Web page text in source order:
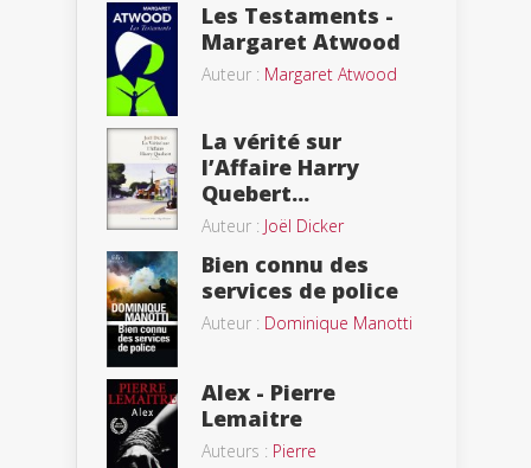
Les Testaments -
Margaret Atwood
Auteur : Margaret Atwood
La vérité sur
l’Affaire Harry
Quebert...
Auteur : Joël Dicker
Bien connu des
services de police
Auteur : Dominique Manotti
Alex - Pierre
Lemaitre
Auteurs : Pierre